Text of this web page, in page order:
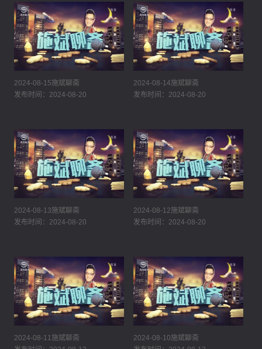
2024-08-15施斌聊斋
发布时间：2024-08-20
2024-08-14施斌聊斋
发布时间：2024-08-20
2024-08-13施斌聊斋
发布时间：2024-08-20
2024-08-12施斌聊斋
发布时间：2024-08-20
2024-08-11施斌聊斋
2024-08-10施斌聊斋